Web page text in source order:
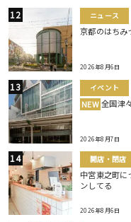
ニュース
京都のはちみ
2026年8月6日
イベント
NEW 全国津
2026年8月7日
開店・閉店
中宮東之町に
ンしてる
2026年8月6日